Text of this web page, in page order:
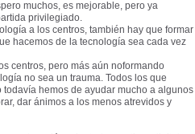
muchos, es mejorable, pero ya
privilegiado.
a los centros, también hay que formar
hacemos de la tecnología sea cada vez
centros, pero más aún noformando
no sea un trauma. Todos los que
hemos de ayudar mucho a algunos
dar ánimos a los menos atrevidos y